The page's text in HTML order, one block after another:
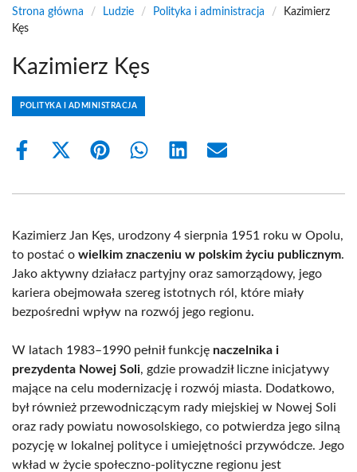
Strona główna / Ludzie / Polityka i administracja /
Kazimierz
Kęs
Kazimierz Kęs
POLITYKA I ADMINISTRACJA
Share
Share
(Twitter)
Share Share Share Share
Kazimierz Jan Kęs, urodzony 4 sierpnia 1951 roku w Opolu,
to postać o wielkim znaczeniu w polskim życiu publicznym.
Jako aktywny działacz partyjny oraz samorządowy, jego
kariera obejmowała szereg istotnych ról, które miały
bezpośredni wpływ na rozwój jego regionu.
W latach 1983–1990 pełnił funkcję naczelnika i
prezydenta Nowej Soli, gdzie prowadził liczne inicjatywy
mające na celu modernizację i rozwój miasta. Dodatkowo,
był również przewodniczącym rady miejskiej w Nowej Soli
oraz rady powiatu nowosolskiego, co potwierdza jego silną
pozycję w lokalnej polityce i umiejętności przywódcze. Jego
wkład w życie społeczno-polityczne regionu jest